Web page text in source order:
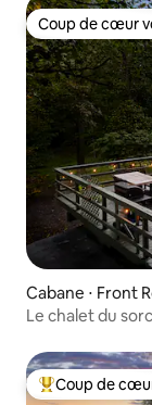
Coup de cœur
Coup de cœur
Cabane ⋅ Front
Le chalet du
Coups de cœur
Coup de